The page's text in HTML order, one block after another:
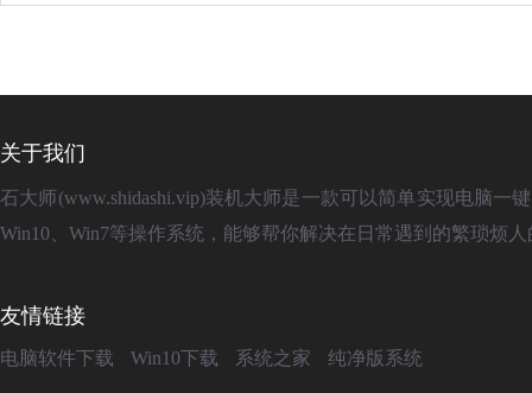
关于我们
石大师(www.shidashi.vip)装机大师是一款可以简单实现电脑
Win10、Win7等操作系统，能够帮你解决在日常遇到的繁琐烦
友情链接
电脑软件下载 Win10下载 系统之家 纯净版系统